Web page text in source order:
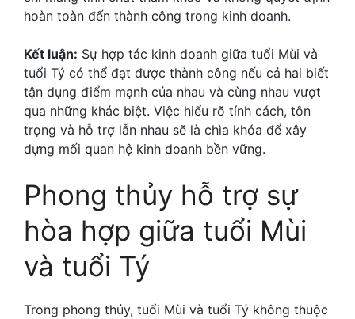
hoàn toàn đến thành công trong kinh doanh.
Kết luận: Sự hợp tác kinh doanh giữa tuổi Mùi và
tuổi Tý có thể đạt được thành công nếu cả hai biết
tận dụng điểm mạnh của nhau và cùng nhau vượt
qua những khác biệt. Việc hiểu rõ tính cách, tôn
trọng và hỗ trợ lẫn nhau sẽ là chìa khóa để xây
dựng mối quan hệ kinh doanh bền vững.
Phong thủy hỗ trợ sự
hòa hợp giữa tuổi Mùi
và tuổi Tý
Trong phong thủy, tuổi Mùi và tuổi Tý không thuộc